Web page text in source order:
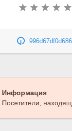
Информация
Посетители,